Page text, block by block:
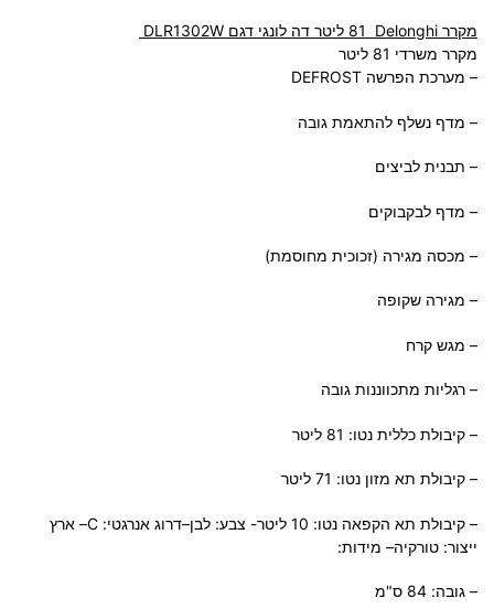
מקרר Delonghi ‏81 ‏ליטר דה לונגי דגם DLR1302W
מקרר משרדי 81 ליטר
– מערכת הפרשה DEFROST
– מדף נשלף להתאמת גובה
– תבנית לביצים
– מדף לבקבוקים
– מכסה מגירה (זכוכית מחוסמת)
– מגירה שקופה
– מגש קרח
– רגליות מתכווננות גובה
– קיבולת כללית נטו: 81 ליטר
– קיבולת תא מזון נטו: 71 ליטר
– קיבולת תא הקפאה נטו: 10 ליטר- צבע: לבן –דרוג אנרגטי: C
– ארץ
ייצור: טורקיה– מידות:
– גובה: 84 ס"מ